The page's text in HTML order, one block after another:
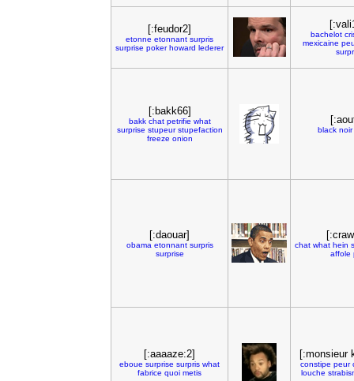
[:feudor2]
etonne etonnant surpris
surprise poker howard lederer
bachelot
mexicaine
[:bakk66]
bakk chat petrifie what
surprise stupeur stupefaction
freeze onion
black noir
[:daouar]
obama etonnant surpris
surprise
chat what hein
affole
[:aaaaze:2]
eboue surprise surpris what
fabrice quoi metis
[:monsieur
constipe peur
louche